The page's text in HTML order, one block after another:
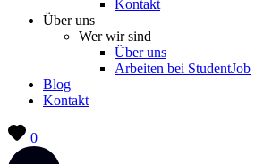
Kontakt
Über uns
Wer wir sind
Über uns
Arbeiten bei StudentJob
Blog
Kontakt
0